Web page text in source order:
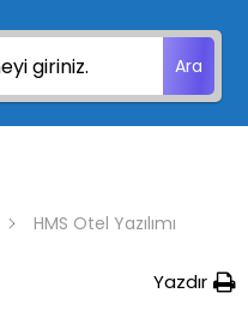
Ara
HMS Otel Yazılımı
Yazdır